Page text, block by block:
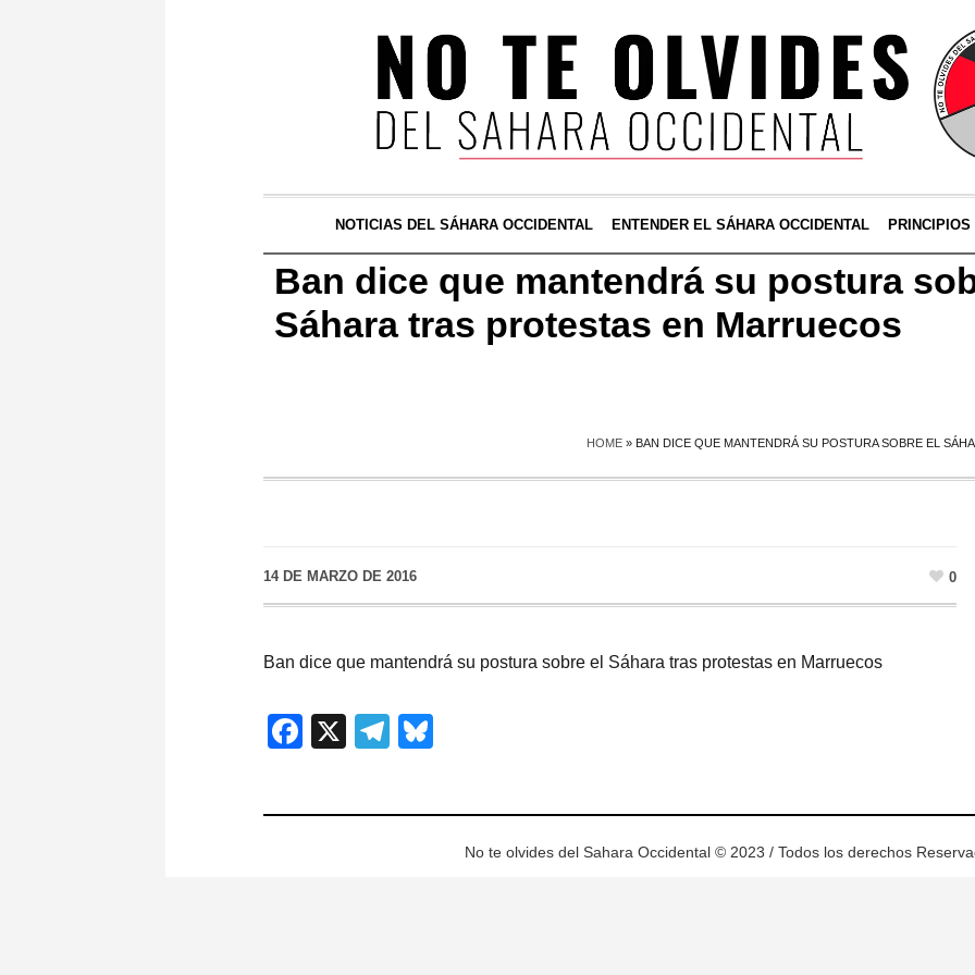
NOTICIAS DEL SÁHARA OCCIDENTAL ENTENDER EL SÁHARA OCCIDENTAL
Ban dice que mantendrá su postura
Sáhara tras protestas en Marruecos
HOME » BAN DICE QUE MANTENDRÁ SU POSTURA SOBRE EL
14 DE MARZO DE 2016 0
Ban dice que mantendrá su postura sobre el Sáhara tras protestas en Marruecos
Facebook
X Telegram
No te olvides del Sahara Occidental © 2023 / Todos los derechos